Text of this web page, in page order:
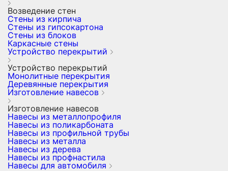
Возведение стен
Стены из кирпича
Стены из гипсокартона
Стены из блоков
Каркасные стены
Устройство перекрытий
Устройство перекрытий
Монолитные перекрытия
Деревянные перекрытия
Изготовление навесов
Изготовление навесов
Навесы из металлопрофиля
Навесы из поликарбоната
Навесы из профильной трубы
Навесы из металла
Навесы из дерева
Навесы из профнастила
Навесы для автомобиля